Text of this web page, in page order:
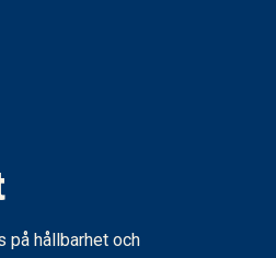
på hållbarhet och